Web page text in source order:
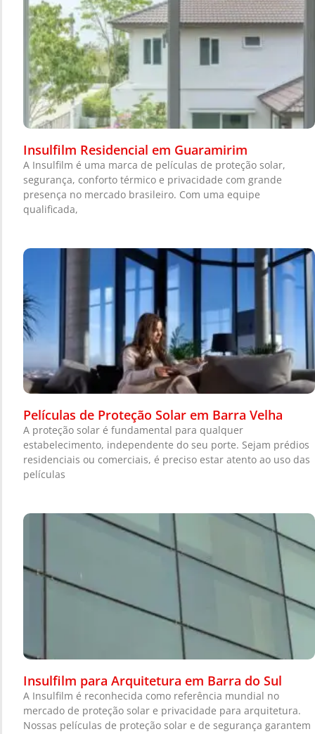
Insulfilm Residencial em Guaramirim
A Insulfilm é uma marca de películas de proteção solar,
segurança, conforto térmico e privacidade com grande
presença no mercado brasileiro. Com uma equipe
qualificada,
Películas de Proteção Solar em Barra Velha
A proteção solar é fundamental para qualquer
estabelecimento, independente do seu porte. Sejam prédios
residenciais ou comerciais, é preciso estar atento ao uso das
películas
Insulfilm para Arquitetura em Barra do Sul
A Insulfilm é reconhecida como referência mundial no
mercado de proteção solar e privacidade para arquitetura.
Nossas películas de proteção solar e de segurança garantem